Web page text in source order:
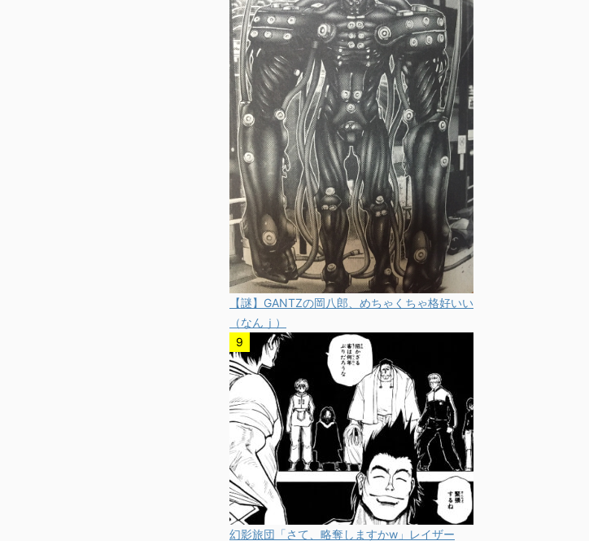
【謎】GANTZの岡八郎、めちゃくちゃ格好いい
（なんｊ）
幻影旅団「さて、略奪しますかw」レイザー